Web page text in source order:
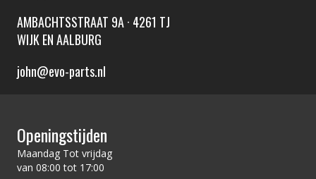
AMBACHTSSTRAAT 9A · 4261 TJ
WIJK EN AALBURG
john@evo-parts.nl
Openingstijden
Maandag Tot vrijdag
van 08:00 tot 17:00